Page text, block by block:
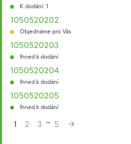
K dodání: 1
1050520202
Objednáme pro Vás
1050520203
Ihned k dodání
1050520204
Ihned k dodání
1050520205
Ihned k dodání
1
2 3 ... 5